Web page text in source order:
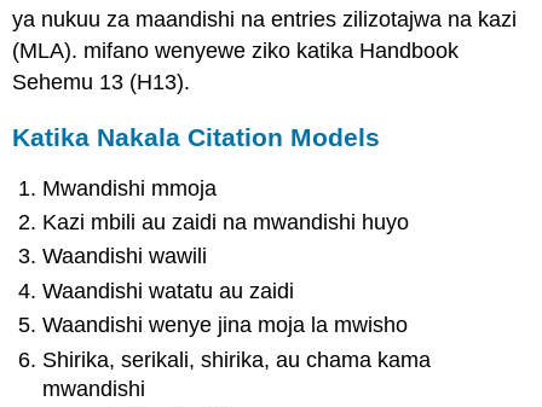
ya nukuu za maandishi na entries zilizotajwa na kazi
(MLA). mifano wenyewe ziko katika Handbook
Sehemu 13 (H13).
Katika Nakala Citation Models
Mwandishi mmoja
Kazi mbili au zaidi na mwandishi huyo
Waandishi wawili
Waandishi watatu au zaidi
Waandishi wenye jina moja la mwisho
Shirika, serikali, shirika, au chama kama
mwandishi